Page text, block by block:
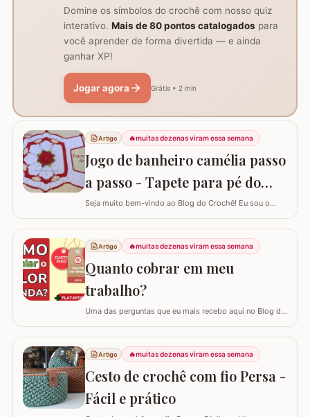
Domine os símbolos do crochê com nosso quiz
interativo. Mais de 80 pontos catalogados para
você aprender de forma divertida — e ainda
ganhar XP!
Jogar agora Grátis • 2 min
Artigo 🔥muitas dezenas viram essa semana
Jogo de banheiro camélia passo
a passo - Tapete para pé do
vaso
Seja muito bem-vindo ao Blog do Crochê! Eu sou o
tapete camélia para o pé do vaso sanitário. Este passo
a passo foi elaborado com muito carinho para que você
complete seu jogo de banheiro com perfeição. É uma
peça com encaixe preciso e um…
Artigo 🔥muitas dezenas viram essa semana
Quanto cobrar em meu
trabalho?
Uma das perguntas que eu mais recebo aqui no Blog do
quem já tem estrada, é: "Samuel, quanto eu devo cobrar
pelas minhas peças?". Eu sei que muitas vezes o medo
de cobrar o valor justo e não vender fala mais alto, mas
hoje eu quero te ajudar a mudar…
Artigo 🔥muitas dezenas viram essa semana
Cesto de crochê com fio Persa -
Fácil e prático